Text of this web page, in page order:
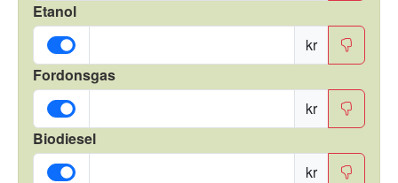
Etanol
kr
Fordonsgas
kr
Biodiesel
kr